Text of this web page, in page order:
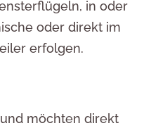
in oder
oder direkt im
erfolgen.
möchten direkt